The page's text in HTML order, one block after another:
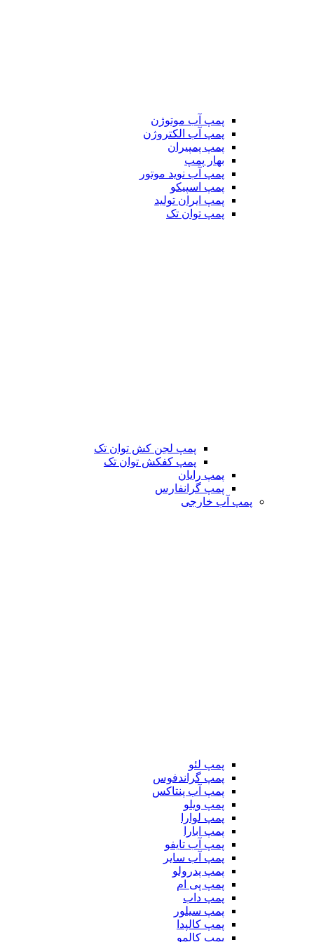
پمپ آب موتوژن
پمپ آب الکتروژن
پمپ پمپیران
بهار پمپ
پمپ آب نوید موتور
پمپ اسپیکو
پمپ ایران تولید
پمپ توان تک
پمپ لجن کش توان تک
پمپ کفکش توان تک
پمپ رایان
پمپ گرانفارس
پمپ آب خارجی
پمپ لئو
پمپ گراندفوس
پمپ آب پنتاکس
پمپ ویلو
پمپ لوارا
پمپ ابارا
پمپ آب تایفو
پمپ آب سایر
پمپ پدرولو
پمپ پی ام
پمپ داب
پمپ سیلور
پمپ کالپدا
پمپ کالمو